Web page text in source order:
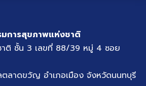
การสุขภาพแห่งชาติ
าติ ชั้น 3 เลขที่ 88/39 หมู่ 4 ซอย
ลาดขวัญ อำเภอเมือง จังหวัดนนทบุรี